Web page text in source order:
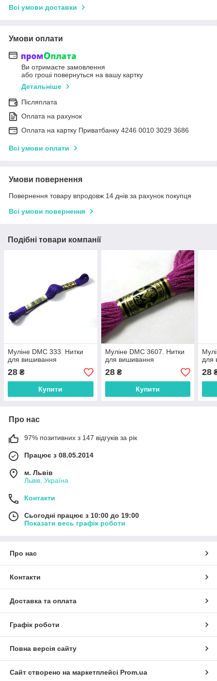
Всі умови доставки
Умови оплати
Ви отримаєте замовлення
або гроші повернуться на вашу картку
Детальніше
Післяплата
Оплата на рахунок
Оплата на картку Приватбанку 4246 0010 3029 3686
Всі умови оплати
Умови повернення
Повернення товару впродовж 14 днів за рахунок покупця
Всі умови повернення
Подібні товари компанії
Муліне DMC 333. Нитки
для вишивання
28 ₴
Купити
Муліне DMC 3607. Нитки
для вишивання
28₴
Купити
для
28
Про нас
97% позитивних з 147 відгуків за рік
Працює з 08.05.2014
м. Львів
Львів, Україна
Контакти
Сьогодні працює з 10:00 до 19:00
Показати весь графік роботи
Про нас
Контакти
Доставка та оплата
Графік роботи
Повна версія сайту
Сайт створено на маркетплейсі Prom.ua